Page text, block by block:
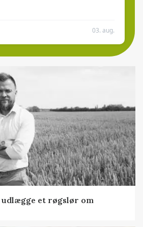
03. aug.
udlægge et røgslør om